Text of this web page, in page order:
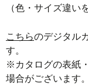
（色・サイズ違い
こちらのデジタル
す。
※カタログの表紙
場合がございます。